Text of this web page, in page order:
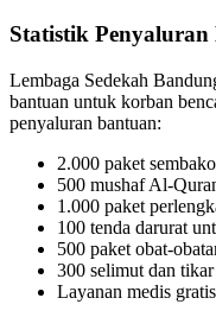
Statistik
Lembaga Sedekah
bantuan untuk korban
penyaluran bantuan:
2.000 paket
500 mushaf Al-
1.000 paket
100 tenda darurat
500 paket obat-
300 selimut dan
Layanan medis